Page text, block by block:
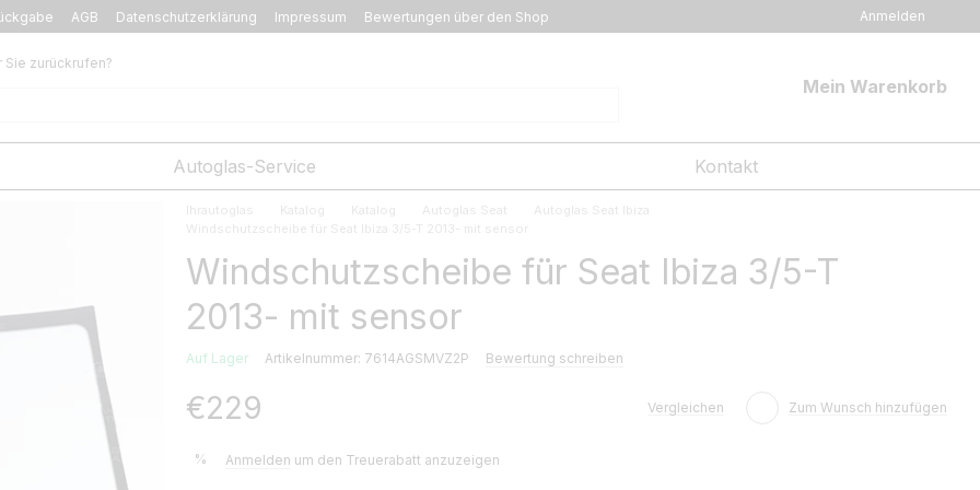
AGB Datenschutzerklärung Impressum Bewertungen über den Shop Anmelden
Sie zurückrufen?
Mein Warenkorb
Autoglas-Service Kontakt
Ihrautoglas Katalog Katalog Autoglas Seat
Autoglas Seat Ibiza
Windschutzscheibe für Seat Ibiza 3/5-T 2013- mit sensor
Windschutzscheibe für Seat Ibiza 3/5-T
2013- mit sensor
Auf Lager Artikelnummer: 7614AGSMVZ2P Bewertung schreiben
€229 Vergleichen Zum Wunsch hinzufügen
% Anmelden um den Treuerabatt anzuzeigen